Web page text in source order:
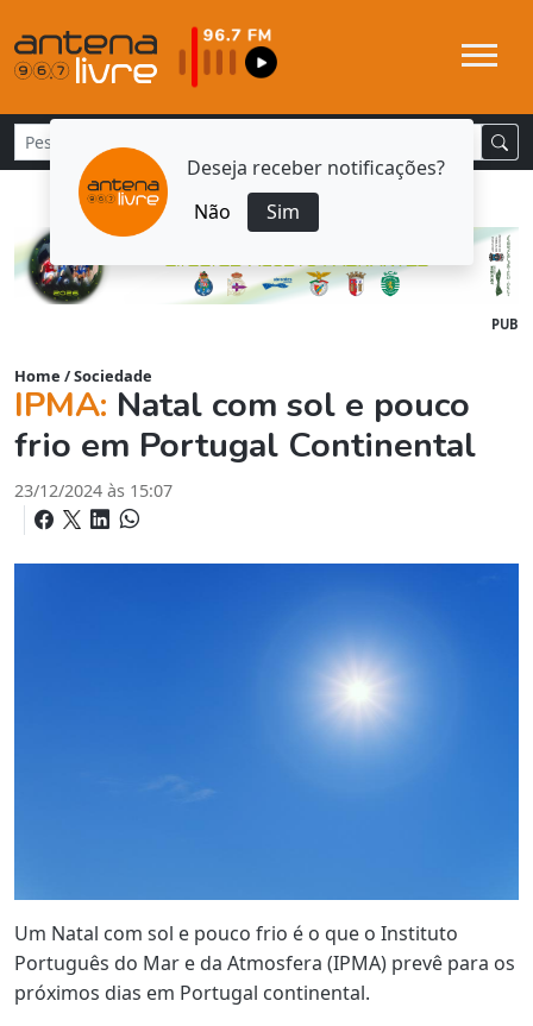
Deseja receber notificações?
Não
Sim
PUB
Home /Sociedade
IPMA: Natal com sol e pouco
frio em Portugal Continental
23/12/2024 às 15:07
Um Natal com sol e pouco frio é o que o Instituto
Português do Mar e da Atmosfera (IPMA) prevê para os
próximos dias em Portugal continental.